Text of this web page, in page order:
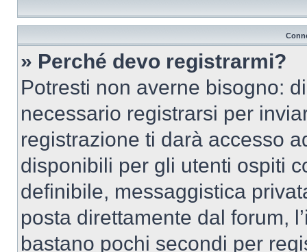
» Perché devo registrarmi?
Potresti non averne bisogno:
necessario registrarsi per
registrazione ti darà accesso
disponibili per gli utenti ospiti
definibile, messaggistica
posta direttamente dal forum,
bastano pochi secondi per